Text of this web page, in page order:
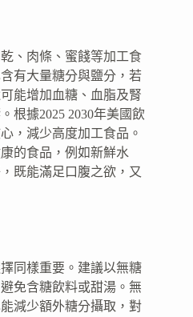
、肉條、蜜餞等加工食
有大量糖分與鹽分，若
能增加血糖、血脂及腎
根據2025 2030年美國飲
，減少高度加工食品。
的食品，例如新鮮水
既能滿足口腹之欲，又
同樣重要。建議以無糖
免含糖飲料或甜湯。無
減少額外糖分攝取，對